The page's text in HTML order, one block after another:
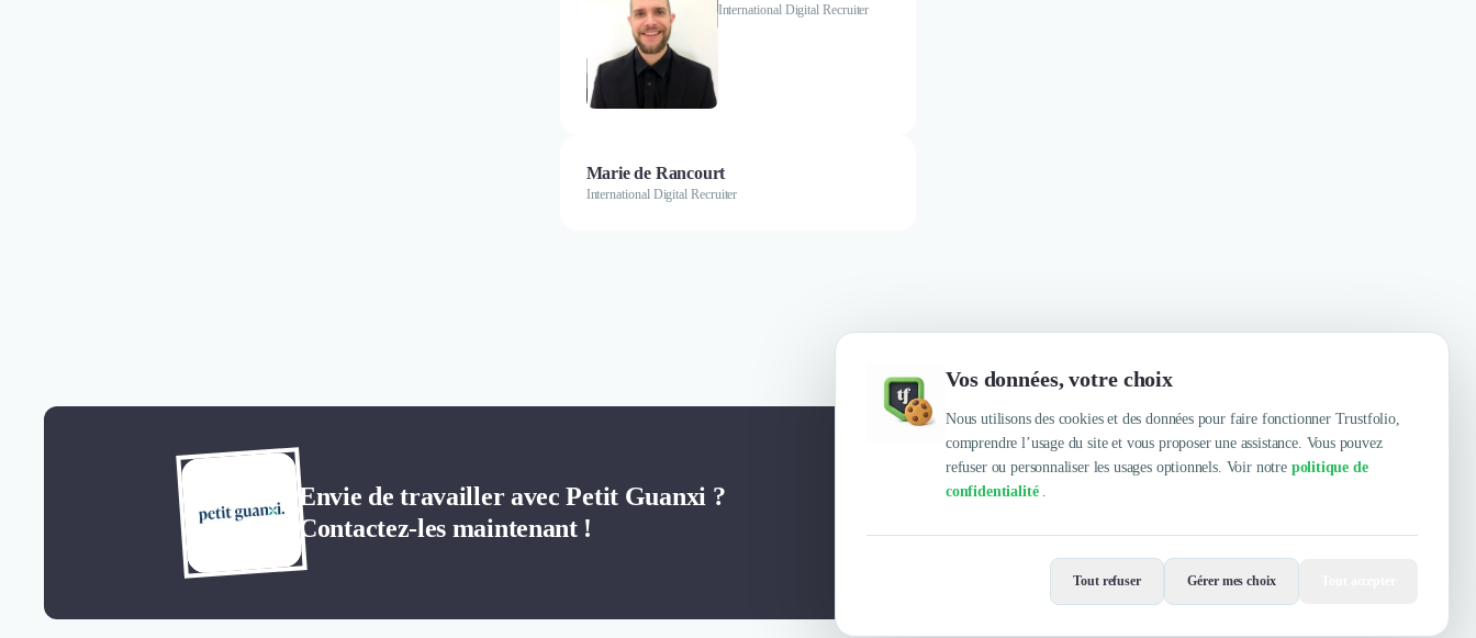
Vos données, votre choix
Nous utilisons des cookies et des données pour faire fonctionner Trustfolio,
comprendre l’usage du site et vous proposer une assistance. Vous pouvez
refuser ou personnaliser les usages optionnels. Voir notre politique de
confidentialité.
Tout refuser Gérer mes choix
International Digital Recruiter
Marie de Rancourt
International Digital Recruiter
Envie de travailler avec Petit Guanxi ?
Contactez-les maintenant !